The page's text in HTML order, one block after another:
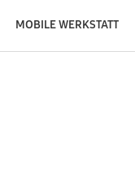
MOBILE WERKSTATT